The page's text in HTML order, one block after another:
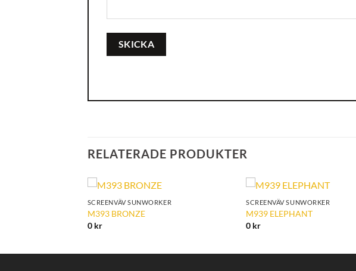
RELATERADE PRODUKTER
SCREENVÄV SUNWORKER
M393 BRONZE
0 kr
SCREENVÄV SUNWORKER
M939 ELEPHANT
0 kr